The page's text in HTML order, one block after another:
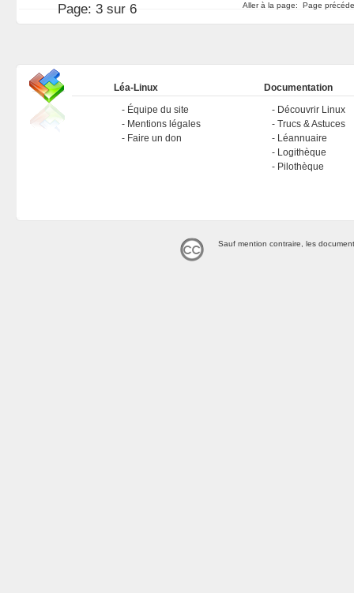
Aller à la page: Page
Page: 3 sur 6
Léa-Linux
Équipe du site
Mentions légales
Faire un don
Documentation
Découvrir Linux
Trucs & Astuces
Léannuaire
Logithèque
Pilothèque
Sauf mention contraire, les